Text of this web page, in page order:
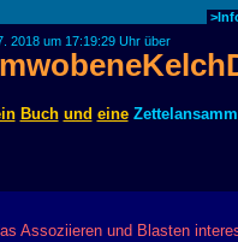
2018 um 17:19:29 Uhr über
Buch und eine
Assoziieren und Blasten